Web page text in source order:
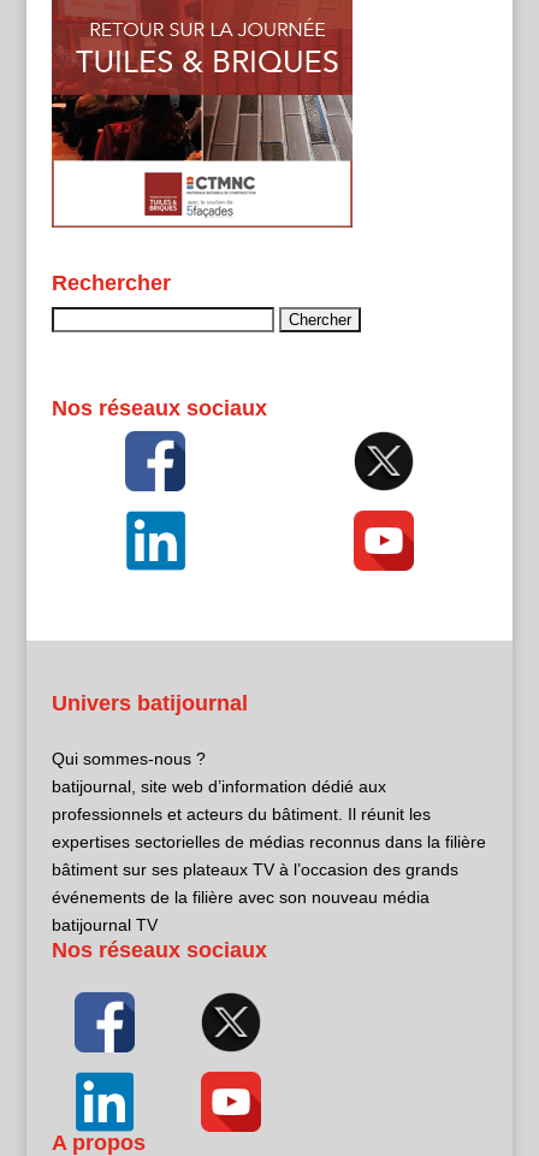
Rechercher
Nos réseaux sociaux
Univers batijournal
Qui sommes-nous ?
batijournal, site web d’information dédié aux
professionnels et acteurs du bâtiment. Il réunit les
expertises sectorielles de médias reconnus dans la filière
bâtiment sur ses plateaux TV à l’occasion des grands
événements de la filière avec son nouveau média
batijournal TV
Nos réseaux sociaux
A propos